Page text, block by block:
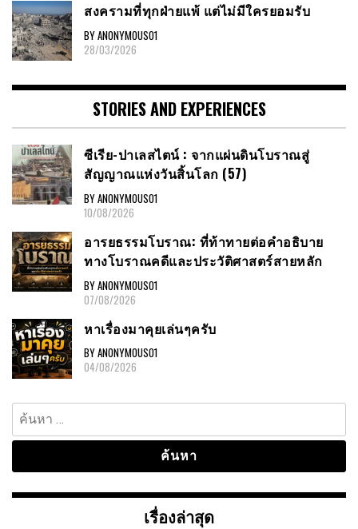
สงครามที่ทุกฝ่ายแพ้ แต่ไม่มีใครยอมรับ
BY ANONYMOUS01
28/03/2026
STORIES AND EXPERIENCES
ซีเรีย-ปาเลสไตน์ : จากแผ่นดินโบราณสู่
สัญญาณแห่งวันสิ้นโลก (57)
BY ANONYMOUS01
10/08/2026
อารยธรรมโบราณ: ที่ท้าทายต่อคำอธิบาย
ทางโบราณคดีและประวัติศาสตร์สายหลัก
BY ANONYMOUS01
07/08/2026
หาเรื่องมาคุยเล่นๆครับ
BY ANONYMOUS01
04/08/2026
ค้นหา
สำหรับ:
เรื่องล่าสุด